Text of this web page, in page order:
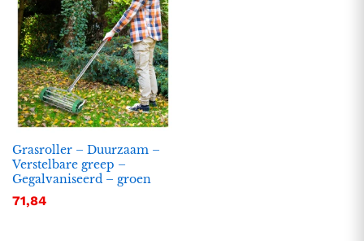
Grasroller – Duurzaam –
Verstelbare greep –
Gegalvaniseerd – groen
71,84